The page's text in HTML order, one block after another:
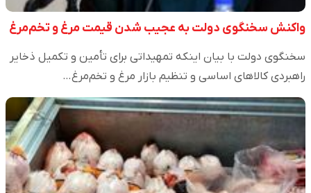
واکنش سخنگوی دولت به عجیب شدن قیمت مرغ و تخم‌مرغ
سخنگوی دولت با بیان اینکه تمهیداتی برای تأمین و تکمیل ذخایر
راهبردی کالا‌های اساسی و تنظیم بازار مرغ و تخم‌مرغ…